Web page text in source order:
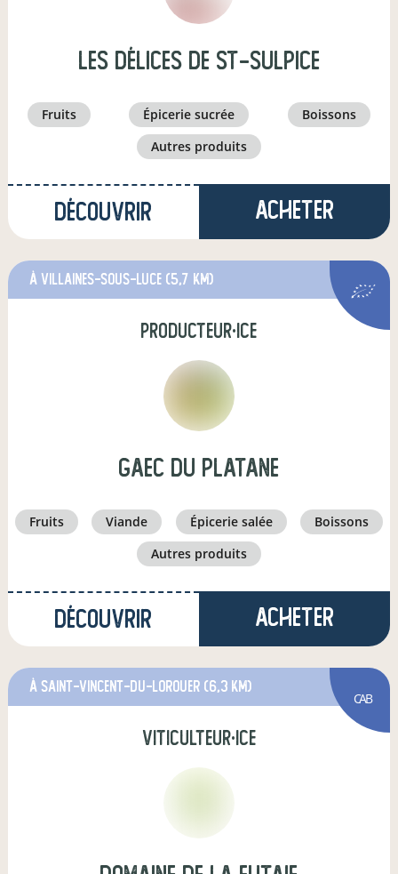
Les délices de St-Sulpice
fruits épicerie sucrée
boissons
autres produits
Découvrir Acheter
à villaines-sous-luce (5,7 km)
producteur·ice
GAEC DU PLATANE
fruits viande épicerie salée
boissons
autres produits
Découvrir Acheter
à saint-vincent-du-lorouer (6,3 km)
CAB
viticulteur·ice